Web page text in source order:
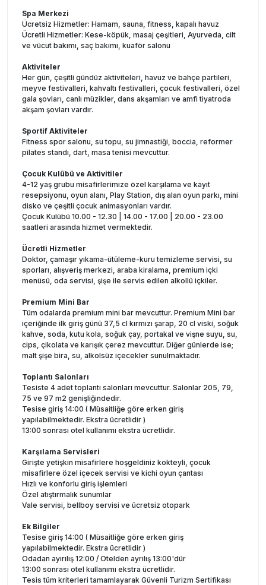
Spa Merkezi
Ücretsiz Hizmetler: Hamam, sauna, fitness, kapalı havuz
Ücretli Hizmetler: Kese-köpük, masaj çeşitleri, Ayurveda, cilt
ve vücut bakımı, saç bakımı, kuaför salonu
Aktiviteler
Her gün, çeşitli gündüz aktiviteleri, havuz ve bahçe partileri,
meyve festivalleri, kahvaltı festivalleri, çocuk festivalleri, özel
gala şovları, canlı müzikler, dans akşamları ve amfi tiyatroda
akşam şovları vardır.
Sportif Aktiviteler
Fitness spor salonu, su topu, su jimnastiği, boccia, reformer
pilates standı, dart, masa tenisi mevcuttur.
Çocuk Kulübü ve Aktivitiler
4-12 yaş grubu misafirlerimize özel karşılama ve kayıt
resepsiyonu, oyun alanı, Play Station, dış alan oyun parkı, mini
disko ve çeşitli çocuk animasyonları vardır.
Çocuk Kulübü 10.00 - 12.30 | 14.00 - 17.00 | 20.00 - 23.00
saatleri arasında hizmet vermektedir.
Ücretli Hizmetler
Doktor, çamaşır yıkama-ütüleme-kuru temizleme servisi, su
sporları, alışveriş merkezi, araba kiralama, premium içki
menüsü, oda servisi, şişe ile servis edilen alkollü içkiler.
Premium Mini Bar
Tüm odalarda premium mini bar mevcuttur. Premium Mini bar
içeriğinde ilk giriş günü 37,5 cl kırmızı şarap, 20 cl viski, soğuk
kahve, soda, kutu kola, soğuk çay, portakal ve vişne suyu, su,
cips, çikolata ve karışık çerez mevcuttur. Diğer günlerde ise;
malt şişe bira, su, alkolsüz içecekler sunulmaktadır.
Toplantı Salonları
Tesiste 4 adet toplantı salonları mevcuttur. Salonlar 205, 79,
75 ve 97 m2 genişliğindedir.
Tesise giriş 14:00 ( Müsaitliğe göre erken giriş
yapılabilmektedir. Ekstra ücretlidir )
13:00 sonrası otel kullanımı ekstra ücretlidir.
Karşılama Servisleri
Girişte yetişkin misafirlere hoşgeldiniz kokteyli, çocuk
misafirlere özel içecek servisi ve kichi oyun çantası
Hızlı ve konforlu giriş işlemleri
Özel atıştırmalık sunumlar
Vale servisi, bellboy servisi ve ücretsiz otopark
Ek Bilgiler
Tesise giriş 14:00 ( Müsaitliğe göre erken giriş
yapılabilmektedir. Ekstra ücretlidir )
Odadan ayırılış 12:00 / Otelden ayrılış 13:00'dür
13:00 sonrası otel kullanımı ekstra ücretlidir.
Tesis tüm kriterleri tamamlayarak Güvenli Turizm Sertifikası